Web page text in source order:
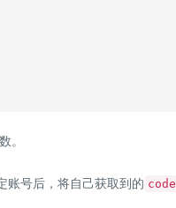
。
账号后，将自己获取到的 code